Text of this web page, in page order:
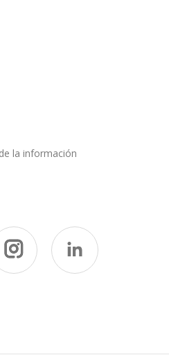
la información